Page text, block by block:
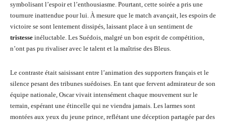
symbolisant l’espoir et l’enthousiasme. Pourtant, cette soirée a pris une
tournure inattendue pour lui. À mesure que le match avançait, les espoirs de
victoire se sont lentement dissipés, laissant place à un sentiment de
tristesse inéluctable. Les Suédois, malgré un bon esprit de compétition,
n’ont pas pu rivaliser avec le talent et la maîtrise des Bleus.
Le contraste était saisissant entre l’animation des supporters français et le
silence pesant des tribunes suédoises. En tant que fervent admirateur de son
équipe nationale, Oscar vivait intensément chaque mouvement sur le
terrain, espérant une étincelle qui ne viendra jamais. Les larmes sont
montées aux yeux du jeune prince, reflétant une déception partagée par des